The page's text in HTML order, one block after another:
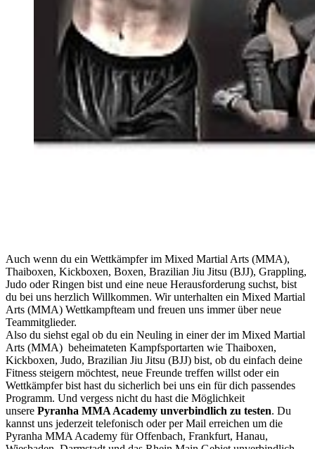
Auch wenn du ein Wettkämpfer im Mixed Martial Arts (MMA),
Thaiboxen, Kickboxen, Boxen, Brazilian Jiu Jitsu (BJJ), Grappling,
Judo oder Ringen bist und eine neue Herausforderung suchst, bist
du bei uns herzlich Willkommen. Wir unterhalten ein Mixed Martial
Arts (MMA) Wettkampfteam und freuen uns immer über neue
Teammitglieder.
Also du siehst egal ob du ein Neuling in einer der im Mixed Martial
Arts (MMA) beheimateten Kampfsportarten wie Thaiboxen,
Kickboxen, Judo, Brazilian Jiu Jitsu (BJJ) bist, ob du einfach deine
Fitness steigern möchtest, neue Freunde treffen willst oder ein
Wettkämpfer bist hast du sicherlich bei uns ein für dich passendes
Programm. Und vergess nicht du hast die Möglichkeit
unsere Pyranha MMA Academy unverbindlich zu testen. Du
kannst uns jederzeit telefonisch oder per Mail erreichen um die
Pyranha MMA Academy für Offenbach, Frankfurt, Hanau,